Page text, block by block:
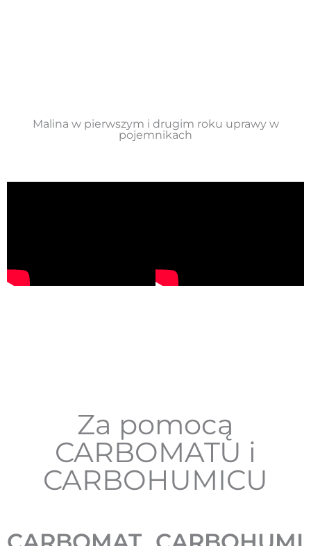
Malina w pierwszym i drugim roku uprawy w
pojemnikach
Za pomocą
CARBOMATU i
CARBOHUMICU